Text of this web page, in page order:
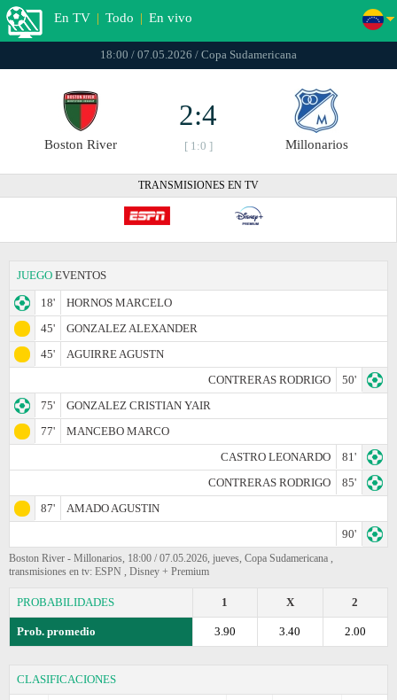
En TV | Todo | En vivo
18:00 / 07.05.2026 / Copa Sudamericana
Boston River
2:4
[ 1:0 ] Millonarios
TRANSMISIONES EN TV
JUEGO EVENTOS
18'
HORNOS MARCELO
45'
GONZALEZ ALEXANDER
45'
AGUIRRE AGUSTN
CONTRERAS RODRIGO
50'
75'
GONZALEZ CRISTIAN YAIR
77'
MANCEBO MARCO
CASTRO LEONARDO
81'
CONTRERAS RODRIGO
85'
87'
AMADO AGUSTIN
90'
Boston River - Millonarios, 18:00 / 07.05.2026, jueves, Copa Sudamericana ,
transmisiones en tv: ESPN , Disney + Premium
PROBABILIDADES 2
X
1
Prob. promedio 2.00
3.40
3.90
CLASIFICACIONES